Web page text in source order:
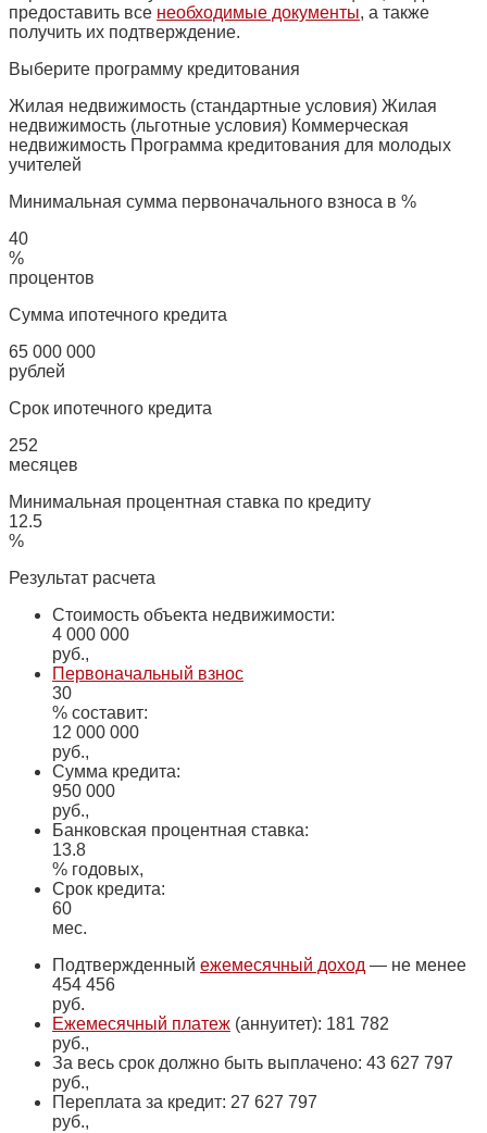
предоставить все необходимые документы, а также
получить их подтверждение.
Выберите программу кредитования
Жилая недвижимость (стандартные условия) Жилая
недвижимость (льготные условия) Коммерческая
недвижимость Программа кредитования для молодых
учителей
Минимальная сумма первоначального взноса в %
40
%
процентов
Сумма ипотечного кредита
65 000 000
рублей
Срок ипотечного кредита
252
месяцев
Минимальная процентная ставка по кредиту
12.5
%
Результат расчета
Стоимость объекта недвижимости:
4 000 000
руб.,
Первоначальный взнос
30
% составит:
12 000 000
руб.,
Сумма кредита:
950 000
руб.,
Банковская процентная ставка:
13.8
% годовых,
Срок кредита:
60
мес.
Подтвержденный ежемесячный доход — не менее
454 456
руб.
Ежемесячный платеж (аннуитет): 181 782
руб.,
За весь срок должно быть выплачено: 43 627 797
руб.,
Переплата за кредит: 27 627 797
руб.,